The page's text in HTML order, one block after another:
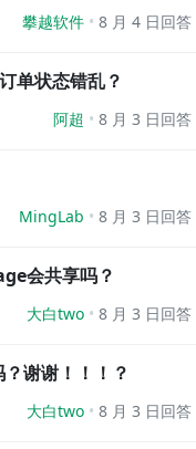
攀越软件 8 月 4 日回答
单状态错乱？
阿超 8 月 3 日回答
MingLab 8 月 3 日回答
会共享吗？
大白two 8 月 3 日回答
谢谢！！！？
大白two 8 月 3 日回答